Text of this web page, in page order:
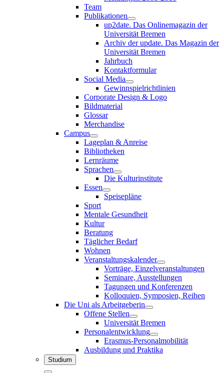
Team
Publikationen
up2date. Das Onlinemagazin der
Universität Bremen
Archiv der update. Das Magazin der
Universität Bremen
Jahrbuch
Kontaktformular
Social Media
Gewinnspielrichtlinien
Corporate Design & Logo
Bildmaterial
Glossar
Merchandise
Campus
Lageplan & Anreise
Bibliotheken
Lernräume
Sprachen
Die Kulturinstitute
Essen
Speisepläne
Sport
Mentale Gesundheit
Kultur
Beratung
Täglicher Bedarf
Wohnen
Veranstaltungskalender
Vorträge, Einzelveranstaltungen
Seminare, Ausstellungen
Tagungen und Konferenzen
Kolloquien, Symposien, Reihen
Die Uni als Arbeitgeberin
Offene Stellen
Universität Bremen
Personalentwicklung
Erasmus-Personalmobilität
Ausbildung und Praktika
Studium